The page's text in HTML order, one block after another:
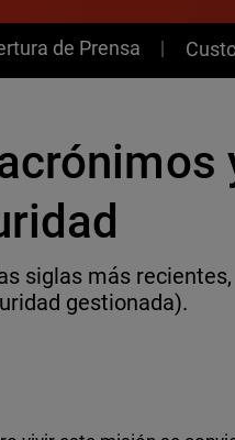
de Prensa
siglas más recientes,
gestionada).